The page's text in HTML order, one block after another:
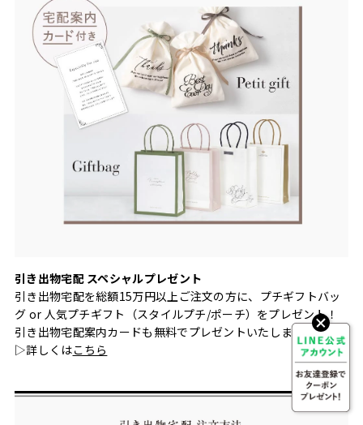
引き出物宅配 スペシャルプレゼント
引き出物宅配を総額15万円以上ご注文の方に、プチギフトバッ
グ or 人気プチギフト（スタイルプチ/ポーチ）をプレゼント！
引き出物宅配案内カードも無料でプレゼントいたします。
▷詳しくはこちら